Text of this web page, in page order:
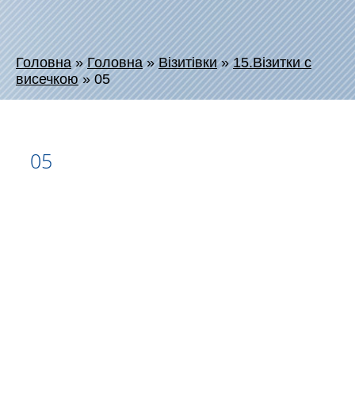
Головна»Головна»Візитівки»15.Візитки с
висечкою»05
05